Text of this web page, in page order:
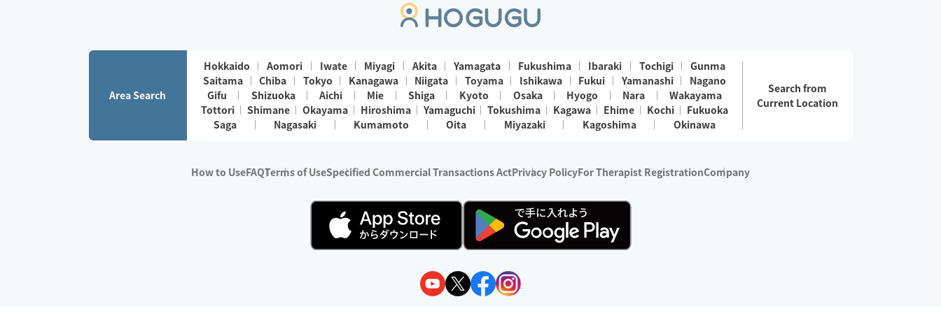
Area Search
Hokkaido Aomori Iwate Miyagi Akita Yamagata Fukushima Ibaraki Tochigi
Gunma
Saitama
Chiba Tokyo Kanagawa Niigata Toyama Ishikawa Fukui Yamanashi
Nagano
Gifu
Shizuoka Aichi Mie Shiga Kyoto Osaka Hyogo Nara
Wakayama
Tottori
Shimane Okayama Hiroshima Yamaguchi Tokushima Kagawa Ehime Kochi
Fukuoka
Saga
Nagasaki Kumamoto Oita Miyazaki Kagoshima Okinawa
Search from
Current Location
How to UseFAQTerms of UseSpecified Commercial Transactions ActPrivacy PolicyFor Therapist RegistrationCompany